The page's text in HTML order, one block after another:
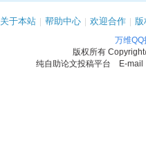
关于本站 | 帮助中心 | 欢迎合作 |
万维
版权所有
纯自助论文投稿平台 E-mail